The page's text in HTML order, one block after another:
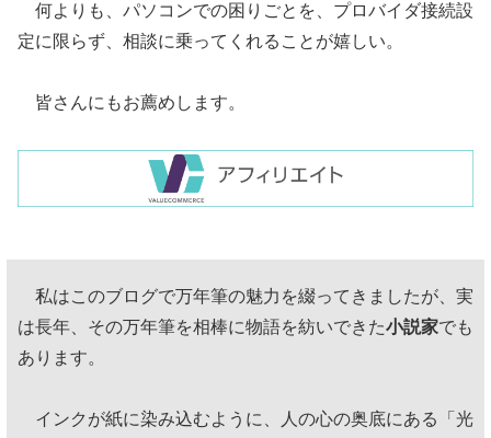
何よりも、パソコンでの困りごとを、プロバイダ接続設
定に限らず、相談に乗ってくれることが嬉しい。
皆さんにもお薦めします。
私はこのブログで万年筆の魅力を綴ってきましたが、実
は長年、その万年筆を相棒に物語を紡いできた小説家でも
あります。
インクが紙に染み込むように、人の心の奥底にある「光